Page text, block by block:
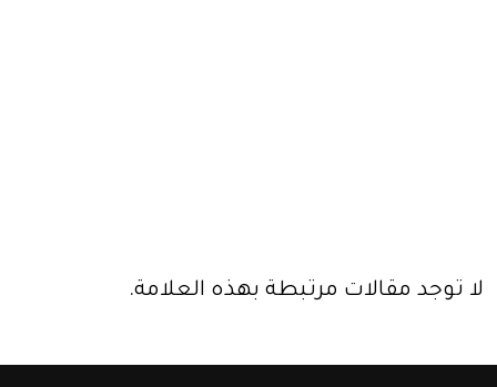
لا توجد مقالات مرتبطة بهذه العلامة.